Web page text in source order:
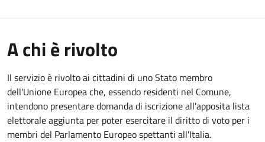
A chi è rivolto
Il servizio è rivolto ai cittadini di uno Stato membro
dell'Unione Europea che, essendo residenti nel Comune,
intendono presentare domanda di iscrizione all'apposita lista
elettorale aggiunta per poter esercitare il diritto di voto per i
membri del Parlamento Europeo spettanti all'Italia.